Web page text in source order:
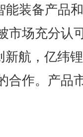
能装备产品
市场充分认
新航，亿纬
合作。产品